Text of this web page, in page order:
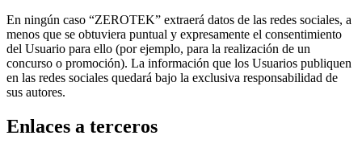
En ningún caso “ZEROTEK” extraerá datos de las redes sociales, a
menos que se obtuviera puntual y expresamente el consentimiento
del Usuario para ello (por ejemplo, para la realización de un
concurso o promoción). La información que los Usuarios publiquen
en las redes sociales quedará bajo la exclusiva responsabilidad de
sus autores.
Enlaces a terceros